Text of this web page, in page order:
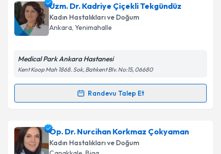
Op. Dr. Hale Kayıraniçin randevu takvimi talebi
oluşturun. Size bu uzmandan randevu almanız için bir
takvim hazırlandığında e-posta ile bilgilendireceğiz.
Kişisel verilerimin işlenmesine ilişkin
Metni'ni okudum ve kişisel verilerimin belirtilen
Takvim Talebini Gönder
Uzm. Dr. Kadriye Çiçekli Tekgündüz
Kadın Hastalıkları ve Doğum
Ankara, Yenimahalle
Medical Park Ankara Hastanesi
Kent Koop Mah 1868. Sok, Batıkent Blv. No:15, 06680
Randevu Talep Et
Randevu Takvimi Talebi
Uzm. Dr. Kadriye Çiçekli Tekgündüziçin randevu
takvimi talebi oluşturun. Size bu uzmandan randevu
almanız için bir takvim hazırlandığında e-posta ile
Op. Dr. Nurcihan Korkmaz Çokyaman
Kadın Hastalıkları ve Doğum